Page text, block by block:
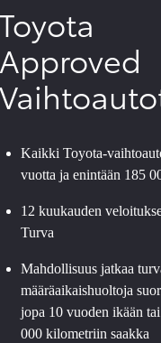
Toyota
Approved
Kaikki Toyota-
vuotta ja enintään 185
12 kuukauden
Turva
Mahdollisuus jatkaa
määräaikaishuoltoja
jopa 10 vuoden ikään
000 kilometriin saakka